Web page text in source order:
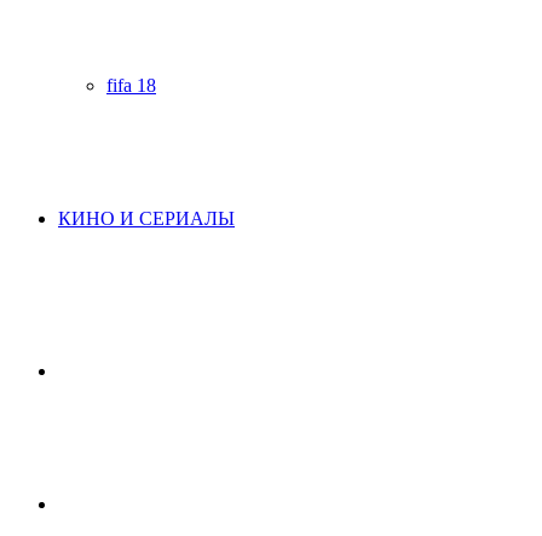
fifa 18
КИНО И СЕРИАЛЫ